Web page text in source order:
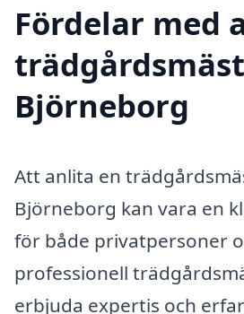
Fördelar med
Björneborg
Att anlita en
Björneborg kan vara en
för både privatpersoner
professionell
erbjuda expertis och